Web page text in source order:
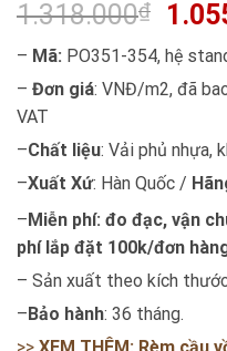
1.318.000₫
– Mã: PO351-354, hệ
– Đơn giá: VNĐ/m2, đã
VAT
–Chất liệu: Vải phủ nhựa,
–Xuất Xứ: Hàn Quốc /
– Miễn phí: đo đạc, vận
phí lắp đặt 100k/đơn
– Sản xuất theo kích
– Bảo hành: 36 tháng.